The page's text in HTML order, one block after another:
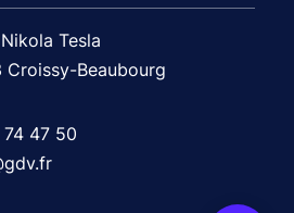
Tesla
Croissy-Beaubourg
74 47 50